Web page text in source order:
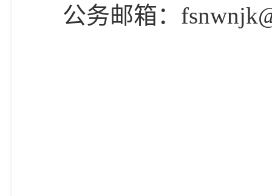
公务邮箱：